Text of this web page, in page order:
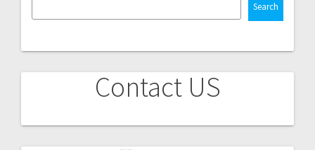
Search
Contact US